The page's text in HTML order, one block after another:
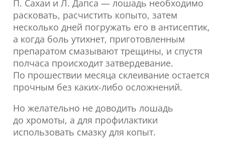
П. Сахаи и Л. Дапса — лошадь необходимо
расковать, расчистить копыто, затем
несколько дней погружать его в антисептик,
а когда боль утихнет, приготовленным
препаратом смазывают трещины, и спустя
полчаса происходит затвердевание.
По прошествии месяца склеивание остается
прочным без каких-либо осложнений.
Но желательно не доводить лошадь
до хромоты, а для профилактики
использовать смазку для копыт.